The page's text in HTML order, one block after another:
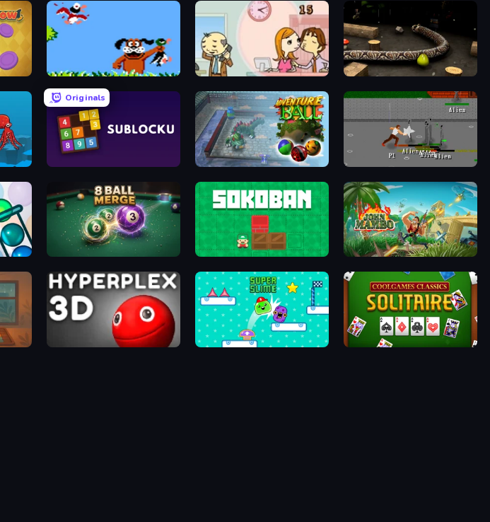
Duck Hunt Office Kissing (Japanese) Snake 3D
Originals
Adventure Ball Royal City Clashers 3
8 Ball Merge Sokoban John Mambo
Super Slime Classic Solitaire